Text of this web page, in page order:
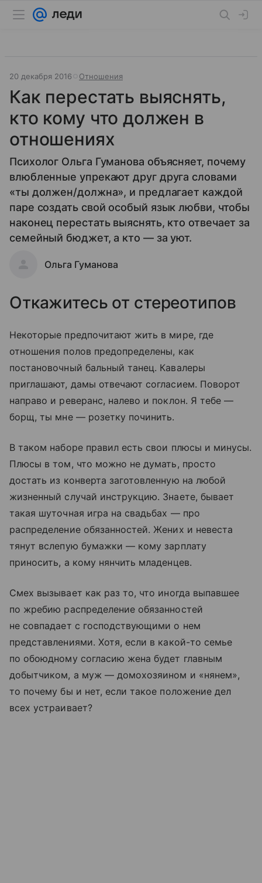
20 декабря 2016 Отношения
Как перестать выяснять,
кто кому что должен в
отношениях
Психолог Ольга Гуманова объясняет, почему
влюбленные упрекают друг друга словами
«ты должен/должна», и предлагает каждой
паре создать свой особый язык любви, чтобы
наконец перестать выяснять, кто отвечает за
семейный бюджет, а кто — за уют.
Ольга Гуманова
Откажитесь от стереотипов
Некоторые предпочитают жить в мире, где
отношения полов предопределены, как
постановочный бальный танец. Кавалеры
приглашают, дамы отвечают согласием. Поворот
направо и реверанс, налево и поклон. Я тебе —
борщ, ты мне — розетку починить.
В таком наборе правил есть свои плюсы и минусы.
Плюсы в том, что можно не думать, просто
достать из конверта заготовленную на любой
жизненный случай инструкцию. Знаете, бывает
такая шуточная игра на свадьбах — про
распределение обязанностей. Жених и невеста
тянут вслепую бумажки — кому зарплату
приносить, а кому нянчить младенцев.
Смех вызывает как раз то, что иногда выпавшее
по жребию распределение обязанностей
не совпадает с господствующими о нeм
представлениями. Хотя, если в какой-то семье
по обоюдному согласию жена будет главным
добытчиком, а муж — домохозяином и «нянем»,
то почему бы и нет, если такое положение дел
всех устраивает?